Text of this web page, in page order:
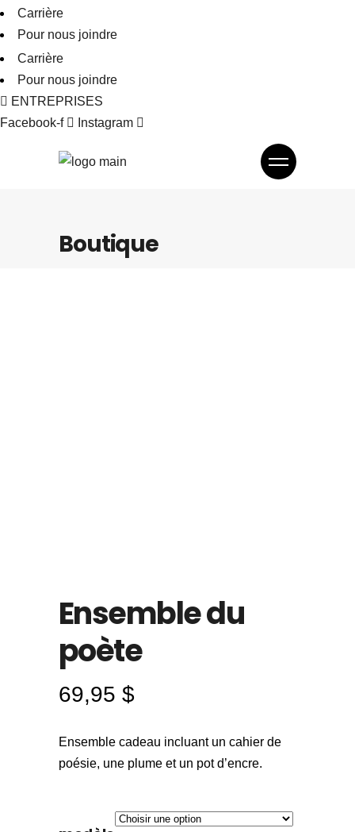
Carrière
Pour nous joindre
Carrière
Pour nous joindre
ENTREPRISES
Facebook-f
Instagram
Boutique
Ensemble du
poète
69,95 $
Ensemble cadeau incluant un cahier de
poésie, une plume et un pot d’encre.